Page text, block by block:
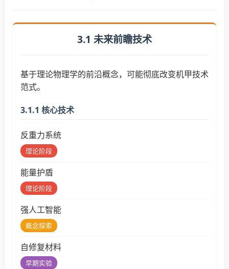
3.1 未来前瞻技术
基于理论物理学的前沿概念，可能彻底改变机甲技术
范式。
3.1.1 核心技术
反重力系统
理论阶段
能量护盾
理论阶段
强人工智能
概念探索
自修复材料
早期实验